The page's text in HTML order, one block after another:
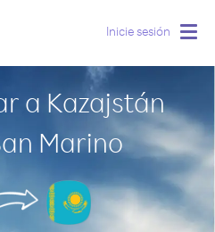
Inicie sesión
a Kazajstán
Marino